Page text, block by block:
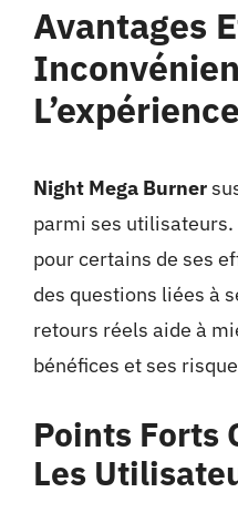
Avantages
Night Mega Burner
parmi ses
pour certains de ses
des questions liées à
retours réels aide à
bénéfices et ses
Points Forts
Les